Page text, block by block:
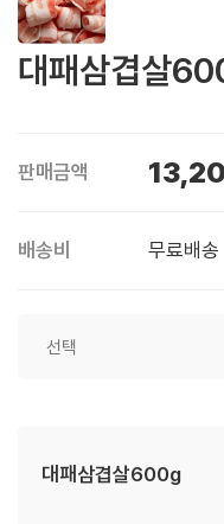
대패삼겹살
판매금액
배송비 무료배송
대패삼겹살600g